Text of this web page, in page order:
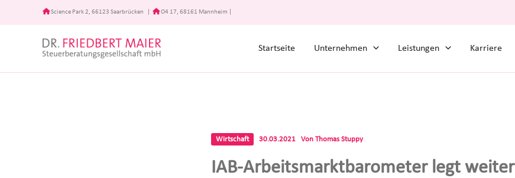
Science Park 2, 66123 Saarbrücken O4 17, 68161 Mannheim
Startseite Unternehmen Leistungen Karriere
Wirtschaft 30.03.2021 Von Thomas Stuppy
IAB-Arbeitsmarktbarometer legt